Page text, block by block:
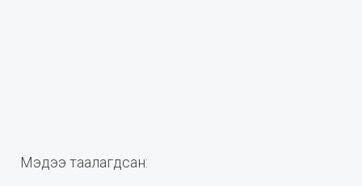
Мэдээ таалагдсан: